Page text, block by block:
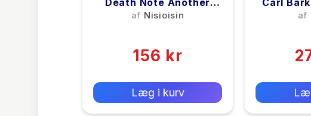
Death Note Another
Note: The Los Angeles
af Nisioisin
156 kr
Læg i kurv
Carl
af